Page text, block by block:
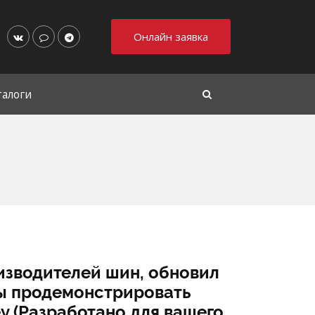
Онлайн заявка
шин, обновил
продемонстрировать